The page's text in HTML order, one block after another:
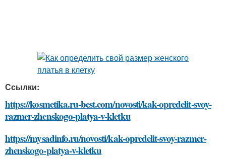
Ссылки:
https://kosmetika.ru-best.com/novosti/kak-opredelit-svoy-
razmer-zhenskogo-platya-v-kletku
https://mysadinfo.ru/novosti/kak-opredelit-svoy-razmer-
zhenskogo-platya-v-kletku